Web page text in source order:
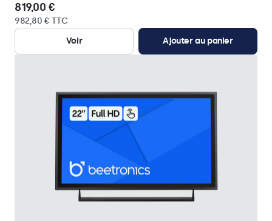
819,00 €
982,80 € TTC
Voir
Ajouter au panier